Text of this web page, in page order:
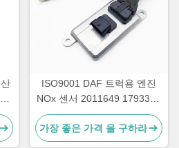
ISO9001 DAF 트럭용 엔진
NOx 센서 2011649 1793379
5WK96628B 1697586
가장 좋은 가격 을 구하라